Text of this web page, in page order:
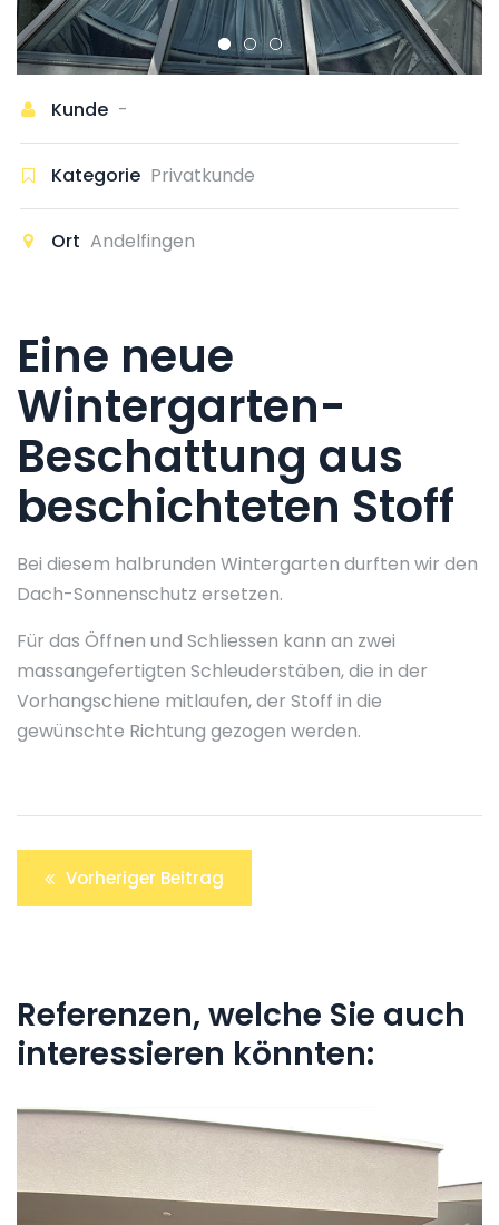
Kunde -
Kategorie Privatkunde
Ort Andelfingen
Eine neue
Wintergarten-
Beschattung aus
beschichteten Stoff
Bei diesem halbrunden Wintergarten durften wir den
Dach-Sonnenschutz ersetzen.
Für das Öffnen und Schliessen kann an zwei
massangefertigten Schleuderstäben, die in der
Vorhangschiene mitlaufen, der Stoff in die
gewünschte Richtung gezogen werden.
Beitrags-
Navigation
Vorheriger Beitrag
Referenzen, welche Sie auch
interessieren könnten: